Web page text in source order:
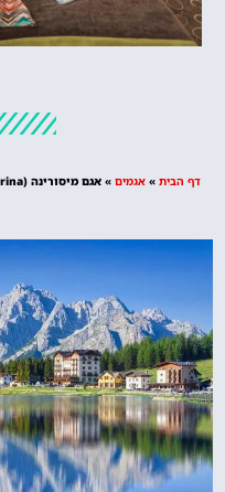
מציאת מלון
דף הבית » אגמים » אגם מיסורינה (Lake Misurina) בדולומיטים – מדריך מקיף